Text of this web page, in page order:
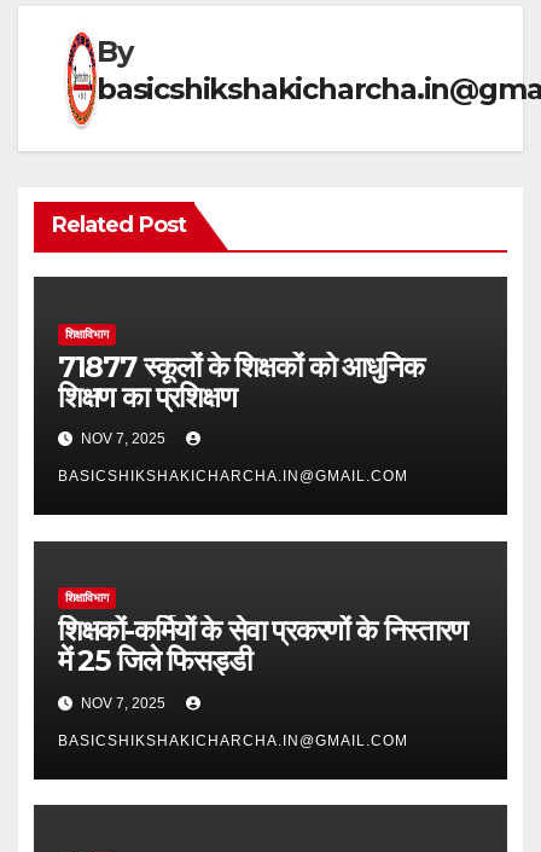
By
Related Post
शिक्षाविभाग
71877 स्कूलों के शिक्षकों को आधुनिक
शिक्षण का प्रशिक्षण
NOV 7, 2025
BASICSHIKSHAKICHARCHA.IN@GMAIL.COM
शिक्षाविभाग
शिक्षकों-कर्मियों के सेवा प्रकरणों के निस्तारण
में 25 जिले फिसड्डी
NOV 7, 2025
BASICSHIKSHAKICHARCHA.IN@GMAIL.COM